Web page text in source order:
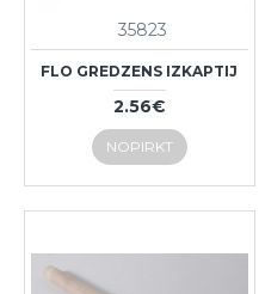
35823
FLO GREDZENS IZKAPTIJ
2.56€
NOPIRKT